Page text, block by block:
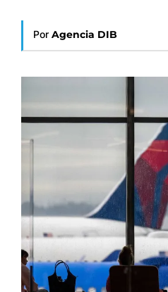
Por Agencia DIB